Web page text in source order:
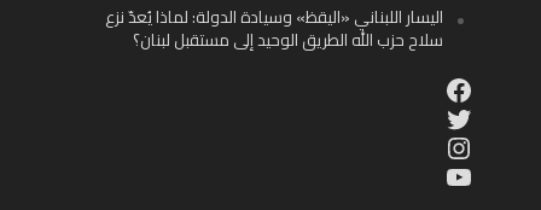
اليسار اللبناني «اليقظ» وسيادة الدولة: لماذا يُعدّ نزع
سلاح حزب الله الطريق الوحيد إلى مستقبل لبنان؟
Facebook
Twitter
Instagram
YouTube